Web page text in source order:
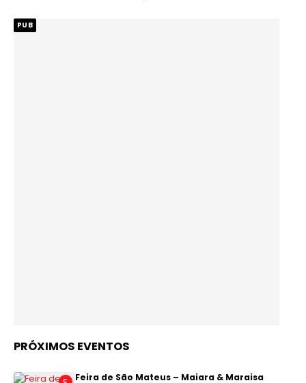
PUB
PRÓXIMOS EVENTOS
C Feira de São Mateus – Maiara & Maraisa